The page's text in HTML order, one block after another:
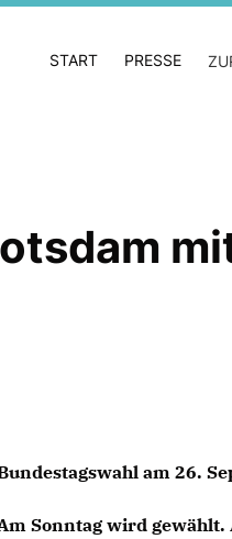
START PRESSE
am 26.
Sonntag wird